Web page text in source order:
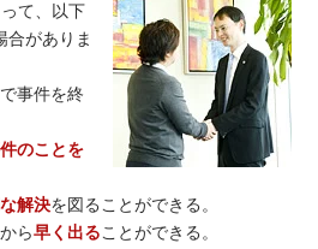
て、以下
合がありま
で事件を終
のことを
解決を図ることができる。
ら早く出ることができる。